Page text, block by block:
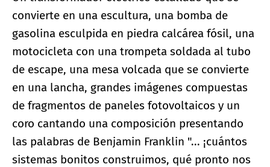
convierte en una escultura, una bomba de
gasolina esculpida en piedra calcárea fósil, una
motocicleta con una trompeta soldada al tubo
de escape, una mesa volcada que se convierte
en una lancha, grandes imágenes compuestas
de fragmentos de paneles fotovoltaicos y un
coro cantando una composición presentando
las palabras de Benjamin Franklin "... ¡cuántos
sistemas bonitos construimos, qué pronto nos